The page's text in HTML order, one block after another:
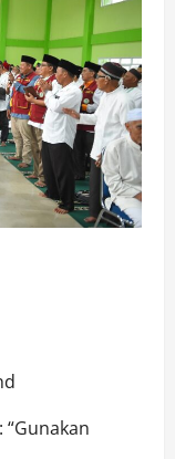
“Gunakan